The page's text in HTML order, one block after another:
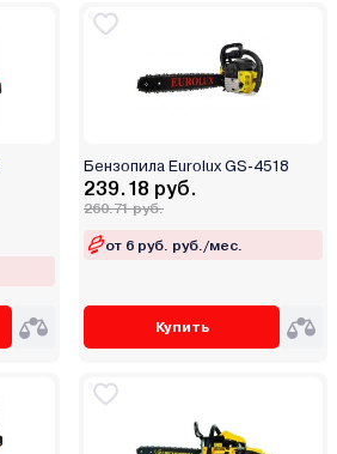
Бензопила Eurolux GS-4518
239.18 руб.
260.71 руб.
от 6 руб. руб./мес.
Купить